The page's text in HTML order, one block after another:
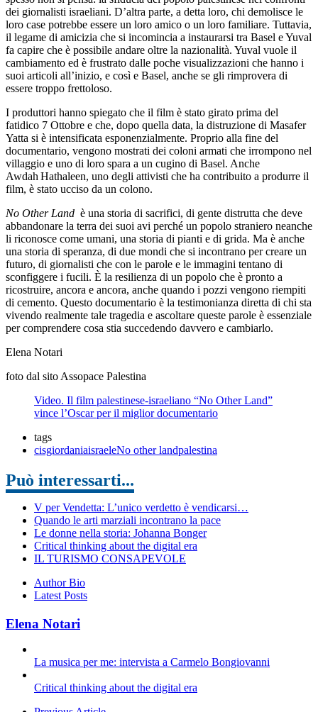
dei giornalisti israeliani. D’altra parte, a detta loro, chi demolisce le
loro case potrebbe essere un loro amico o un loro familiare. Tuttavia,
il legame di amicizia che si incomincia a instaurarsi tra Basel e Yuval
fa capire che è possibile andare oltre la nazionalità. Yuval vuole il
cambiamento ed è frustrato dalle poche visualizzazioni che hanno i
suoi articoli all’inizio, e così e Basel, anche se gli rimprovera di
essere troppo frettoloso.
I produttori hanno spiegato che il film è stato girato prima del
fatidico 7 Ottobre e che, dopo quella data, la distruzione di Masafer
Yatta si è intensificata esponenzialmente. Proprio alla fine del
documentario, vengono mostrati dei coloni armati che irrompono nel
villaggio e uno di loro spara a un cugino di Basel. Anche
Awdah Hathaleen, uno degli attivisti che ha contribuito a produrre il
film, è stato ucciso da un colono.
No Other Land è una storia di sacrifici, di gente distrutta che deve
abbandonare la terra dei suoi avi perché un popolo straniero neanche
li riconosce come umani, una storia di pianti e di grida. Ma è anche
una storia di speranza, di due mondi che si incontrano per creare un
futuro, di giornalisti che con le parole e le immagini tentano di
sconfiggere i fucili. È la resilienza di un popolo che è pronto a
ricostruire, ancora e ancora, anche quando i pozzi vengono riempiti
di cemento. Questo documentario è la testimonianza diretta di chi sta
vivendo realmente tale tragedia e ascoltare queste parole è essenziale
per comprendere cosa stia succedendo davvero e cambiarlo.
Elena Notari
foto dal sito Assopace Palestina
Video. Il film palestinese-israeliano “No Other Land”
vince l’Oscar per il miglior documentario
tags
cisgiordaniaisraeleNo other landpalestina
Può interessarti...
V per Vendetta: L’unico verdetto è vendicarsi…
Quando le arti marziali incontrano la pace
Le donne nella storia: Johanna Bonger
Critical thinking about the digital era
IL TURISMO CONSAPEVOLE
Author Bio
Latest Posts
Elena Notari
La musica per me: intervista a Carmelo Bongiovanni
Critical thinking about the digital era